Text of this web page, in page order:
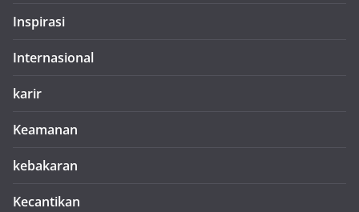
Inspirasi
Internasional
karir
Keamanan
kebakaran
Kecantikan